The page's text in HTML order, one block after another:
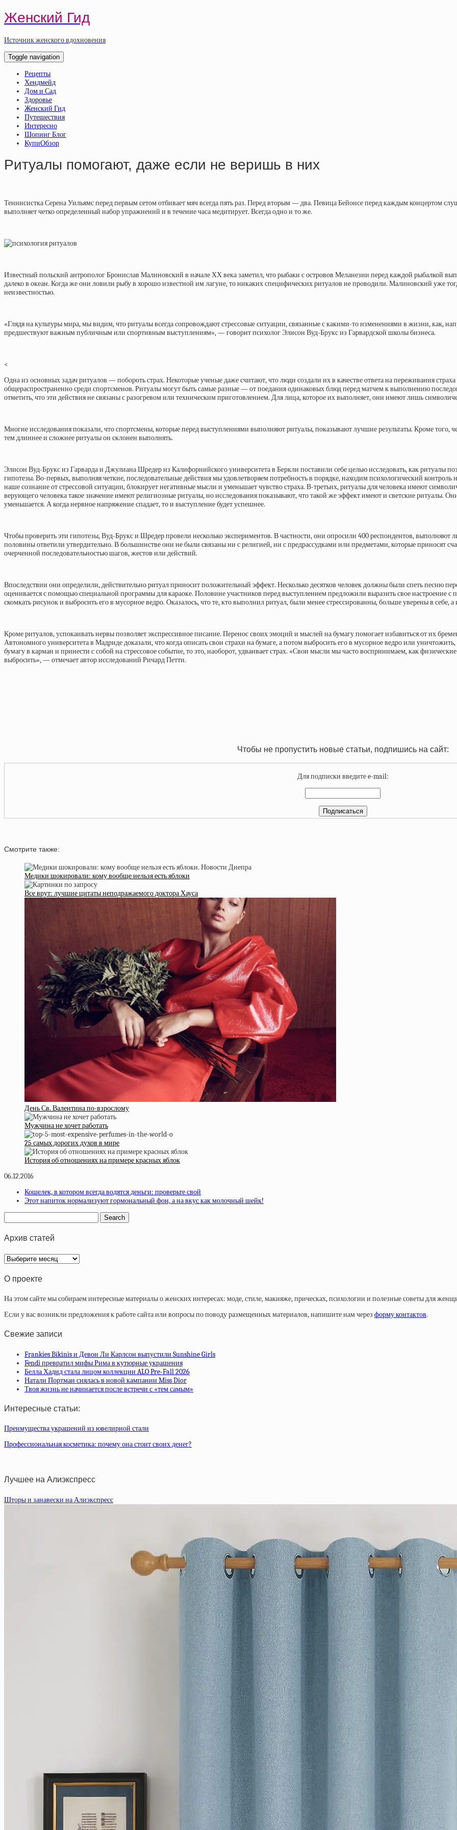
Женский Гид
Источник женского вдохновения
Toggle navigation
Рецепты
Хендмейд
Дом и Сад
Здоровье
Женский Гид
Путешествия
Интересно
Шопинг Блог
КупиОбзор
Ритуалы помогают, даже если не веришь в них
Теннисистка Серена Уильямс перед первым сетом отбивает мяч всегда пять раз. Перед вторым — два. Певица Бейонсе перед каждым концертом
выполняет четко определенный набор упражнений и в течение часа медитирует. Всегда одно и то же.
Известный польский антрополог Бронислав Малиновский в начале ХХ века заметил, что рыбаки с островов Меланезии перед каждой рыбалкой
далеко в океан. Когда же они ловили рыбу в хорошо известной им лагуне, то никаких специфических ритуалов не проводили. Малиновский уже
неизвестностью.
«Глядя на культуры мира, мы видим, что ритуалы всегда сопровождают стрессовые ситуации, связанные с какими-то изменениями в жизни, как,
предшествуют важным публичным или спортивным выступлениям», — говорит психолог Элисон Вуд-Брукс из Гарвардской школы бизнеса.
<
Одна из основных задач ритуалов — побороть страх. Некоторые ученые даже считают, что люди создали их в качестве ответа на переживания
общераспространенно среди спортсменов. Ритуалы могут быть самые разные — от поедания одинаковых блюд перед матчем к выполнению
отметить, что эти действия не связаны с разогревом или техническим приготовлением. Для лица, которое их выполняет, они имеют лишь
Многие исследования показали, что спортсмены, которые перед выступлениями выполняют ритуалы, показывают лучшие результаты. Кроме того,
тем длиннее и сложнее ритуалы он склонен выполнять.
Элисон Вуд-Брукс из Гарварда и Джулиана Шредер из Калифорнийского университета в Беркли поставили себе целью исследовать, как ритуалы
гипотезы. Во-первых, выполняя четкие, последовательные действия мы удовлетворяем потребность в порядке, находим психологический
наше сознание от стрессовой ситуации, блокирует негативные мысли и уменьшает чувство страха. В-третьих, ритуалы для человека имеют
верующего человека такое значение имеют религиозные ритуалы, но исследования показывают, что такой же эффект имеют и светские ритуалы.
уменьшается. А когда нервное напряжение спадает, то и выступление будет успешнее.
Чтобы проверить эти гипотезы, Вуд-Брукс и Шредер провели несколько экспериментов. В частности, они опросили 400 респондентов,
половины ответили утвердительно. В большинстве они не были связаны ни с религией, ни с предрассудками или предметами, которые приносят
очерченной последовательностью шагов, жестов или действий.
Впоследствии они определили, действительно ритуал приносит положительный эффект. Несколько десятков человек должны были спеть песню
оценивается с помощью специальной программы для караоке. Половине участников перед выступлением предложили выразить свое настроение
скомкать рисунок и выбросить его в мусорное ведро. Оказалось, что те, кто выполнил ритуал, были менее стрессированны, больше уверены в
Кроме ритуалов, успокаивать нервы позволяет экспрессивное писание. Перенос своих эмоций и мыслей на бумагу помогает избавиться от их
Автономного университета в Мадриде доказали, что когда описать свои страхи на бумаге, а потом выбросить его в мусорное ведро или
бумагу в карман и принести с собой на стрессовое событие, то это, наоборот, удваивает страх. «Свои мысли мы часто воспринимаем, как
выбросить», — отмечает автор исследований Ричард Петти.
Чтобы не пропустить новые статьи, подпишись на сайт:
Для подписки введите e-mail:
Смотрите также:
Медики шокировали: кому вообще нельзя есть яблоки
Все врут: лучшие цитаты неподражаемого доктора Хауса
День Св. Валентина по-взрослому
Мужчина не хочет работать
25 самых дорогих духов в мире
История об отношениях на примере красных яблок
06.12.2016
Кошелек, в котором всегда водятся деньги: проверьте свой
Этот напиток нормализуют гормональный фон, а на вкус как молочный шейк!
Архив статей
Архив
статей
О проекте
На этом сайте мы собираем интересные материалы о женских интересах: моде, стиле, макияже, прическах, психологии и полезные советы для
Если у вас возникли предложения к работе сайта или вопросы по поводу размещенных материалов, напишите нам через форму контактов.
Свежие записи
Frankies Bikinis и Девон Ли Карлсон выпустили Sunshine Girls
Fendi превратил мифы Рима в кутюрные украшения
Белла Хадид стала лицом коллекции ALO Pre-Fall 2026
Натали Портман снялась в новой кампании Miss Dior
Твоя жизнь не начинается после встречи с «тем самым»
Интересные статьи:
Преимущества украшений из ювелирной стали
Профессиональная косметика: почему она стоит своих денег?
Лучшее на Алиэкспресс
Шторы и занавески на Алиэкспресс